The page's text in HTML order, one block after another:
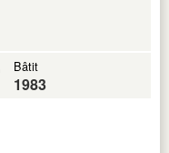
Bâtit
1983